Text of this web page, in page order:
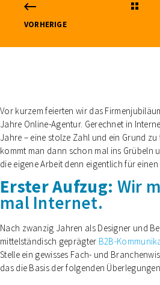
VORHERIGE
Vor kurzem feierten wir das
Jahre Online-Agentur. Gerechnet in
Jahre – eine stolze Zahl und ein Grund
kommt man dann schon mal ins Grübeln
die eigene Arbeit denn eigentlich für
Erster Aufzug: Wir
mal Internet.
Nach zwanzig Jahren als Designer und
mittelständisch geprägter B2B-
Stelle ein gewisses Fach- und
das die Basis der folgenden